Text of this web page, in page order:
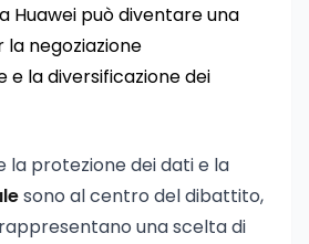
Huawei può diventare una
negoziazione
e la diversificazione dei
la protezione dei dati e la
sono al centro del dibattito,
una scelta di